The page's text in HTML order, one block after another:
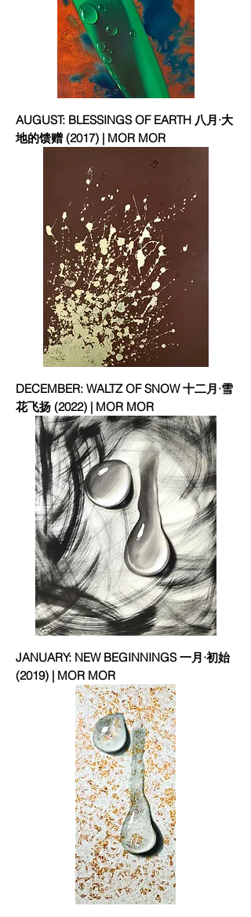
AUGUST: BLESSINGS OF EARTH 八月·大
地的馈赠 (2017) | MOR MOR
DECEMBER: WALTZ OF SNOW 十二月·雪
花飞扬 (2022) | MOR MOR
JANUARY: NEW BEGINNINGS 一月·初始
(2019) | MOR MOR